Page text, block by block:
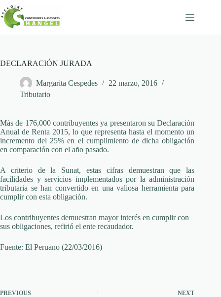
Skip
to
content
DECLARACIÓN JURADA
Margarita Cespedes
22 marzo, 2016
Tributario
Más de 176,000 contribuyentes ya presentaron su Declaración
Anual de Renta 2015, lo que representa hasta el momento un
incremento del 25% en el cumplimiento de dicha obligación
en comparación con el año pasado.
A criterio de la Sunat, estas cifras demuestran que las
facilidades y servicios implementados por la administración
tributaria se han convertido en una valiosa herramienta para
cumplir con esta obligación.
Los contribuyentes demuestran mayor interés en cumplir con
sus obligaciones, refirió el ente recaudador.
Fuente: El Peruano (22/03/2016)
PREVIOUS NEXT